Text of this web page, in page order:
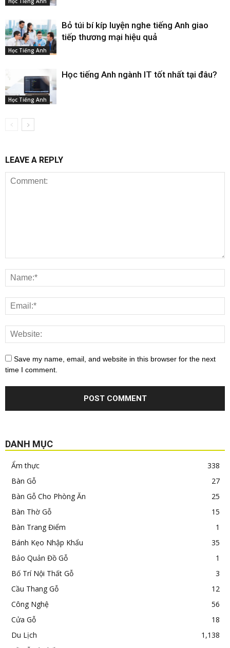
Học Tiếng Anh
Bỏ túi bí kíp luyện nghe tiếng Anh giao
tiếp thương mại hiệu quả
Học Tiếng Anh
Học tiếng Anh ngành IT tốt nhất tại đâu?
LEAVE A REPLY
Save my name, email, and website in this browser for the next
time I comment.
DANH MỤC
Ẩm thực
338
Bàn Gỗ
27
Bàn Gỗ Cho Phòng Ăn
25
Bàn Thờ Gỗ
15
Bàn Trang Điểm
1
Bánh Kẹo Nhập Khẩu
35
Bảo Quản Đồ Gỗ
1
Bố Trí Nội Thất Gỗ
3
Cầu Thang Gỗ
12
Công Nghệ
56
Cửa Gỗ
18
Du Lịch
1,138